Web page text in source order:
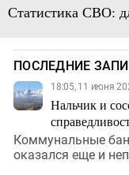
Статистика СВО:
ПОСЛЕДНИЕ
18:05, 11 июня
Нальчик и
Коммунальные
оказался еще и